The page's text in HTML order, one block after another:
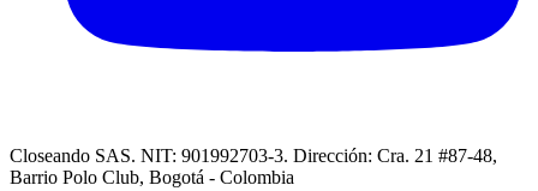
Closeando SAS. NIT: 901992703-3. Dirección: Cra. 21 #87-48,
Barrio Polo Club, Bogotá - Colombia